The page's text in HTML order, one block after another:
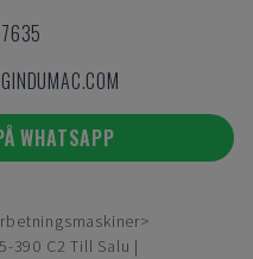
WHATSAPP
390 C2 Till Salu |